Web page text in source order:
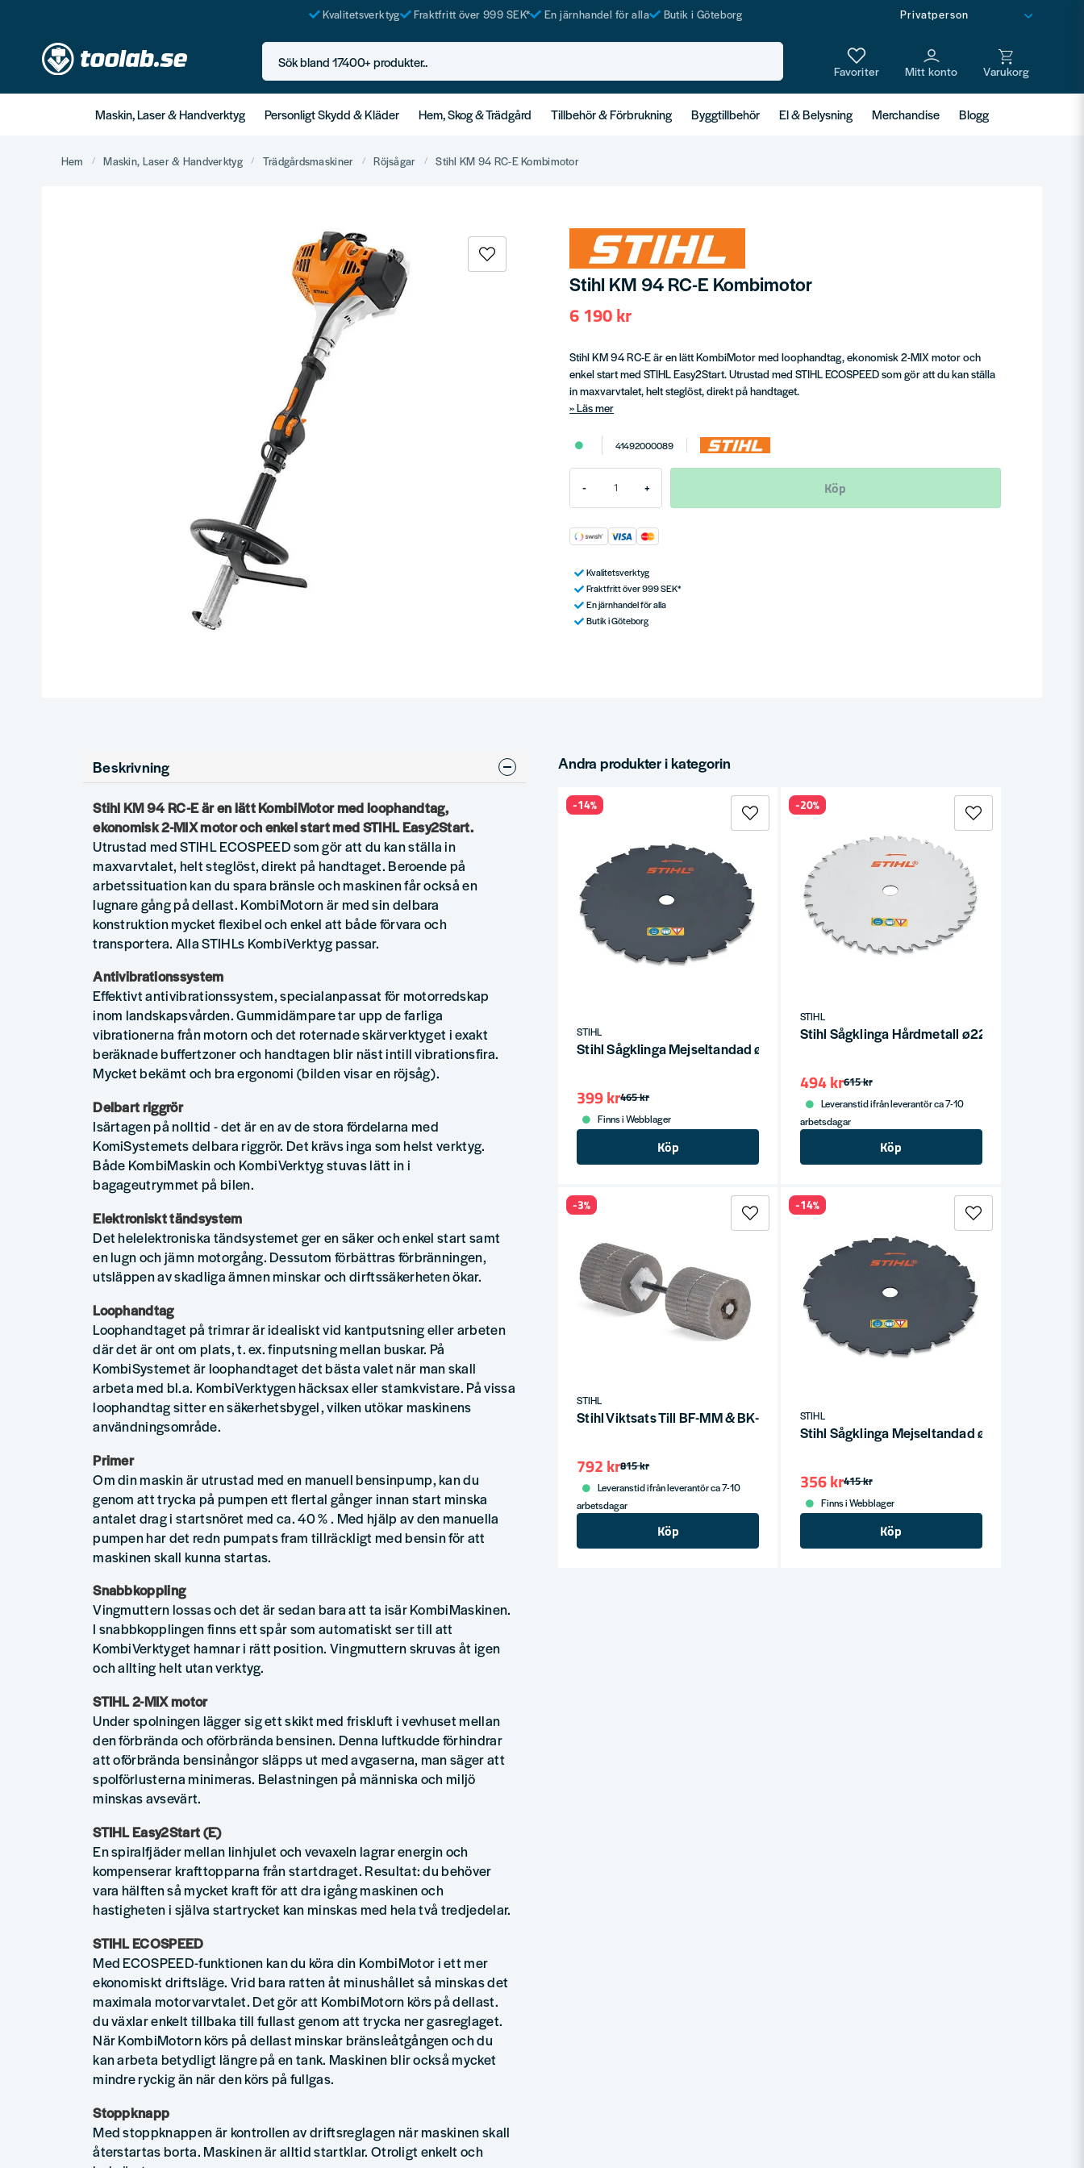
Kvalitetsverktyg Fraktfritt över 999 SEK* En järnhandel för alla Butik i Göteborg
Sök bland 17400+ produkter..
Maskin, Laser & Handverktyg Personligt Skydd & Kläder Hem, Skog & Trädgård Tillbehör & Förbrukning Byggtillbehör El & Belysning Merchandise Blogg
Hem Maskin, Laser & Handverktyg Trädgårdsmaskiner Röjsågar Stihl KM 94 RC-E Kombimotor
Stihl KM 94 RC-E Kombimotor
6 190 kr
Stihl KM 94 RC-E är en lätt KombiMotor med loophandtag, ekonomisk 2-MIX motor och
enkel start med STIHL Easy2Start. Utrustad med STIHL ECOSPEED som gör att du kan ställa
in maxvarvtalet, helt steglöst, direkt på handtaget.
Läs mer
41492000089
- + Köp
Kvalitetsverktyg
Fraktfritt över 999 SEK*
En järnhandel för alla
Butik i Göteborg
Beskrivning
Stihl KM 94 RC-E är en lätt KombiMotor med loophandtag,
ekonomisk 2-MIX motor och enkel start med STIHL Easy2Start.
Utrustad med STIHL ECOSPEED som gör att du kan ställa in
maxvarvtalet, helt steglöst, direkt på handtaget. Beroende på
arbetssituation kan du spara bränsle och maskinen får också en
lugnare gång på dellast. KombiMotorn är med sin delbara
konstruktion mycket flexibel och enkel att både förvara och
transportera. Alla STIHLs KombiVerktyg passar.
Antivibrationssystem
Effektivt antivibrationssystem, specialanpassat för motorredskap
inom landskapsvården. Gummidämpare tar upp de farliga
vibrationerna från motorn och det roternade skärverktyget i exakt
beräknade buffertzoner och handtagen blir näst intill vibrationsfira.
Mycket bekämt och bra ergonomi (bilden visar en röjsåg).
Delbart riggrör
Isärtagen på nolltid - det är en av de stora fördelarna med
KomiSystemets delbara riggrör. Det krävs inga som helst verktyg.
Både KombiMaskin och KombiVerktyg stuvas lätt in i
bagageutrymmet på bilen.
Elektroniskt tändsystem
Det helelektroniska tändsystemet ger en säker och enkel start samt
en lugn och jämn motorgång. Dessutom förbättras förbränningen,
utsläppen av skadliga ämnen minskar och dirftssäkerheten ökar.
Loophandtag
Loophandtaget på trimrar är idealiskt vid kantputsning eller arbeten
där det är ont om plats, t. ex. finputsning mellan buskar. På
KombiSystemet är loophandtaget det bästa valet när man skall
arbeta med bl.a. KombiVerktygen häcksax eller stamkvistare. På vissa
loophandtag sitter en säkerhetsbygel, vilken utökar maskinens
användningsområde.
Primer
Om din maskin är utrustad med en manuell bensinpump, kan du
genom att trycka på pumpen ett flertal gånger innan start minska
antalet drag i startsnöret med ca. 40 % . Med hjälp av den manuella
pumpen har det redn pumpats fram tillräckligt med bensin för att
maskinen skall kunna startas.
Snabbkoppling
Vingmuttern lossas och det är sedan bara att ta isär KombiMaskinen.
I snabbkopplingen finns ett spår som automatiskt ser till att
KombiVerktyget hamnar i rätt position. Vingmuttern skruvas åt igen
och allting helt utan verktyg.
STIHL 2-MIX motor
Under spolningen lägger sig ett skikt med friskluft i vevhuset mellan
den förbrända och oförbrända bensinen. Denna luftkudde förhindrar
att oförbrända bensinångor släpps ut med avgaserna, man säger att
spolförlusterna minimeras. Belastningen på människa och miljö
minskas avsevärt.
STIHL Easy2Start (E)
En spiralfjäder mellan linhjulet och vevaxeln lagrar energin och
kompenserar krafttopparna från startdraget. Resultat: du behöver
vara hälften så mycket kraft för att dra igång maskinen och
hastigheten i själva startrycket kan minskas med hela två tredjedelar.
STIHL ECOSPEED
Med ECOSPEED-funktionen kan du köra din KombiMotor i ett mer
ekonomiskt driftsläge. Vrid bara ratten åt minushållet så minskas det
maximala motorvarvtalet. Det gör att KombiMotorn körs på dellast.
du växlar enkelt tillbaka till fullast genom att trycka ner gasreglaget.
När KombiMotorn körs på dellast minskar bränsleåtgången och du
kan arbeta betydligt längre på en tank. Maskinen blir också mycket
mindre ryckig än när den körs på fullgas.
Stoppknapp
Med stoppknappen är kontrollen av driftsreglagen när maskinen skall
återstartas borta. Maskinen är alltid startklar. Otroligt enkelt och
Andra produkter i kategorin
STIHL
Stihl Sågklinga Mejseltandad ø225mm 20mm 24Z
465 kr
399 kr
Finns i Webblager
Köp
-14%
STIHL
Stihl Sågklinga Hårdmetall ø225mm 20mm
615 kr
494 kr
Leveranstid ifrån leverantör ca 7-10
arbetsdagar
Köp
-20%
STIHL
Stihl Viktsats Till BF-MM & BK-MM
815 kr
792 kr
Leveranstid ifrån leverantör ca 7-10
arbetsdagar
Köp
-3%
STIHL
Stihl Sågklinga Mejseltandad ø200mm 20mm
415 kr
356 kr
Finns i Webblager
Köp
-14%